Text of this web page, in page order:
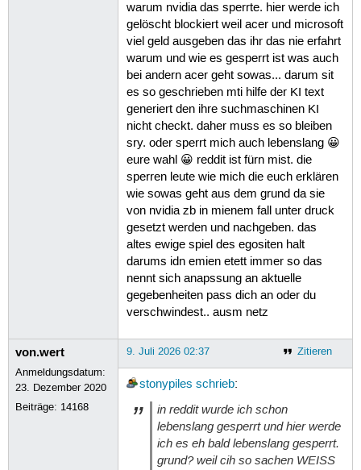
warum nvidia das sperrte. hier werde ich
gelöscht blockiert weil acer und microsoft
viel geld ausgeben das ihr das nie erfahrt
warum und wie es gesperrt ist was auch
bei andern acer geht sowas... darum sit
es so geschrieben mti hilfe der KI text
generiert den ihre suchmaschinen KI
nicht checkt. daher muss es so bleiben
sry. oder sperrt mich auch lebenslang 😀
eure wahl 😀 reddit ist fürn mist. die
sperren leute wie mich die euch erklären
wie sowas geht aus dem grund da sie
von nvidia zb in mienem fall unter druck
gesetzt werden und nachgeben. das
altes ewige spiel des egositen halt
darums idn emien etett immer so das
nennt sich anapssung an aktuelle
gegebenheiten pass dich an oder du
verschwindest.. ausm netz
von.wert
Anmeldungsdatum:
23. Dezember 2020
Beiträge: 14168
Zitieren
9. Juli 2026 02:37
stonypiles schrieb:
in reddit wurde ich schon
lebenslang gesperrt und hier werde
ich es eh bald lebenslang gesperrt.
grund? weil cih so sachen WEISS